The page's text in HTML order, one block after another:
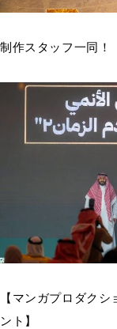
制作スタッフ一同！
【マンガプロダク
ント】